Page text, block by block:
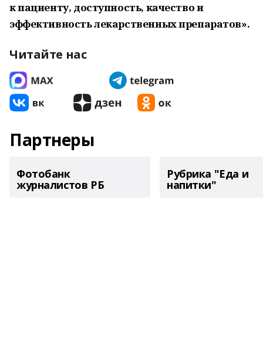
к пациенту, доступность, качество и
эффективность лекарственных препаратов».
Читайте нас
Партнеры
Фотобанк
журналистов РБ
Рубрика "Еда и
напитки"